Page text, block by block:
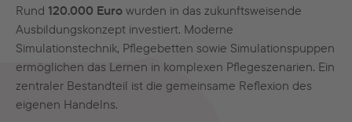
Rund 120.000 Eurowurden in das zukunftsweisende
Ausbildungskonzept investiert. Moderne
Simulationstechnik, Pflegebetten sowie Simulationspuppen
ermöglichen das Lernen in komplexen Pflegeszenarien. Ein
zentraler Bestandteil ist die gemeinsame Reflexion des
eigenen Handelns.